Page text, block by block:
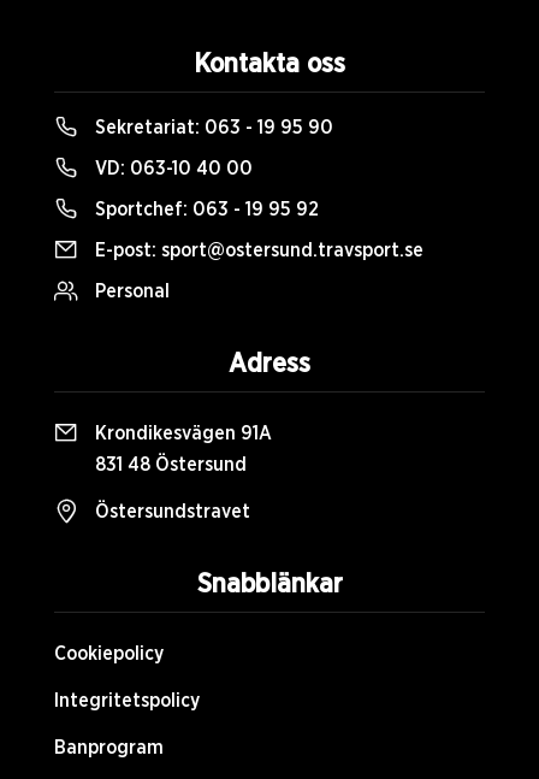
Snabblänkar
Cookiepolicy
Integritetspolicy
Banprogram
Kontakta oss
Sekretariat: 063 - 19 95 90
VD: 063-10 40 00
Sportchef: 063 - 19 95 92
E-post: sport@ostersund.travsport.se
Personal
Adress
Krondikesvägen 91A
831 48 Östersund
Östersundstravet